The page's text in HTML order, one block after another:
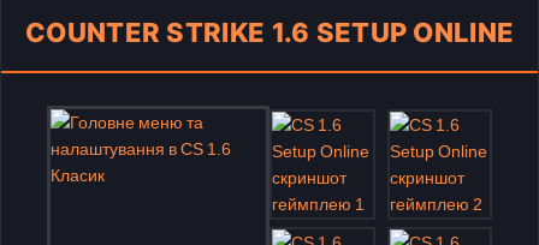
COUNTER STRIKE 1.6 SETUP ONLINE